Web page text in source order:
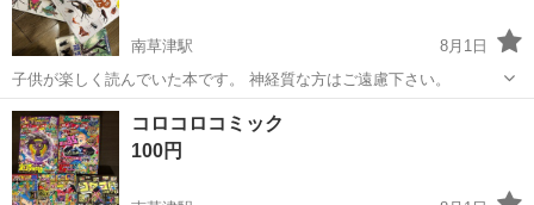
南草津駅
8月1日
子供が楽しく読んでいた本です。 神経質な方はご遠慮下さい。
滋賀 草津市 その他
コロコロコミック
100円